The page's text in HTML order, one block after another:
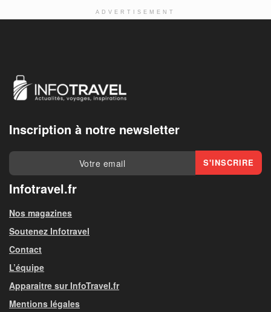
ADVERTISEMENT
Inscription à notre newsletter
Infotravel.fr
Nos magazines
Soutenez Infotravel
Contact
L’équipe
Apparaitre sur InfoTravel.fr
Mentions légales